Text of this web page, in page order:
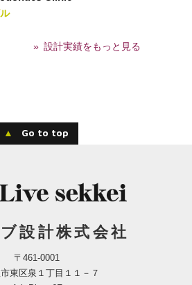
設計実績をもっと見る
設計株式会社
〒461-0001
東区泉１丁目１１－７
▲ Go to top